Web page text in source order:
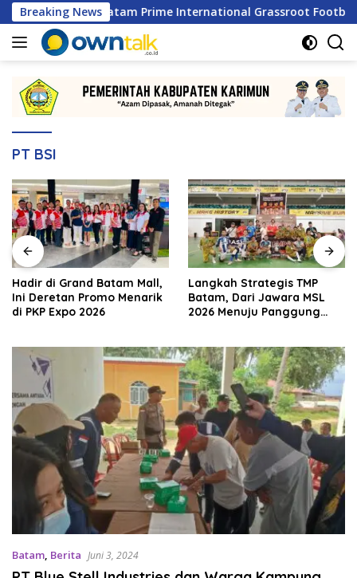
Langsung
ke
konten
Breaking News
Batam Prime International Grassroot Football Festival
PT BSI
Hadir di Grand Batam Mall,
Ini Deretan Promo Menarik
di PKP Expo 2026
Langkah Strategis TMP
Batam, Dari Jawara MSL
2026 Menuju Panggung
Batam, Berita Juni 3, 2024